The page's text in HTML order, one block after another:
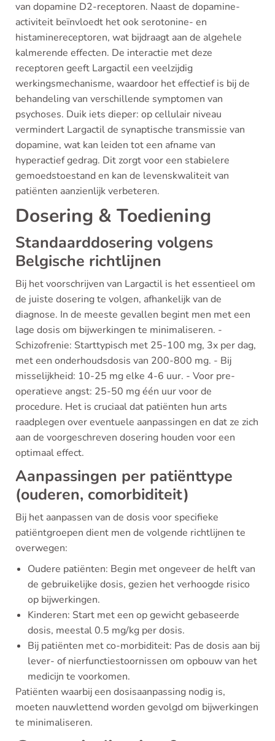
van dopamine D2-receptoren. Naast de dopamine-
activiteit beïnvloedt het ook serotonine- en
histaminereceptoren, wat bijdraagt aan de algehele
kalmerende effecten. De interactie met deze
receptoren geeft Largactil een veelzijdig
werkingsmechanisme, waardoor het effectief is bij de
behandeling van verschillende symptomen van
psychoses. Duik iets dieper: op cellulair niveau
vermindert Largactil de synaptische transmissie van
dopamine, wat kan leiden tot een afname van
hyperactief gedrag. Dit zorgt voor een stabielere
gemoedstoestand en kan de levenskwaliteit van
patiënten aanzienlijk verbeteren.
Dosering & Toediening
Standaarddosering volgens
Belgische richtlijnen
Bij het voorschrijven van Largactil is het essentieel om
de juiste dosering te volgen, afhankelijk van de
diagnose. In de meeste gevallen begint men met een
lage dosis om bijwerkingen te minimaliseren. -
Schizofrenie: Starttypisch met 25-100 mg, 3x per dag,
met een onderhoudsdosis van 200-800 mg. - Bij
misselijkheid: 10-25 mg elke 4-6 uur. - Voor pre-
operatieve angst: 25-50 mg één uur voor de
procedure. Het is cruciaal dat patiënten hun arts
raadplegen over eventuele aanpassingen en dat ze zich
aan de voorgeschreven dosering houden voor een
optimaal effect.
Aanpassingen per patiënttype
(ouderen, comorbiditeit)
Bij het aanpassen van de dosis voor specifieke
patiëntgroepen dient men de volgende richtlijnen te
overwegen:
Oudere patiënten: Begin met ongeveer de helft van
de gebruikelijke dosis, gezien het verhoogde risico
op bijwerkingen.
Kinderen: Start met een op gewicht gebaseerde
dosis, meestal 0.5 mg/kg per dosis.
Bij patiënten met co-morbiditeit: Pas de dosis aan bij
lever- of nierfunctiestoornissen om opbouw van het
medicijn te voorkomen.
Patiënten waarbij een dosisaanpassing nodig is,
moeten nauwlettend worden gevolgd om bijwerkingen
te minimaliseren.